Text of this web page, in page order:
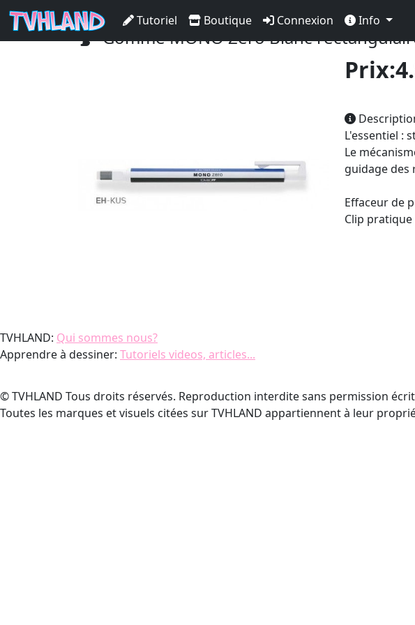
Tutoriel Boutique Connexion Info
Accueil Tvhland
Gomme MONO Zero Blanc
L'essentiel :
Le
guidage des
Effaceur de
Clip
TVHLAND: Qui sommes nous?
Apprendre à dessiner: Tutoriels videos, articles...
© TVHLAND Tous droits réservés. Reproduction interdite sans permission
Toutes les marques et visuels citées sur TVHLAND appartiennent à leur